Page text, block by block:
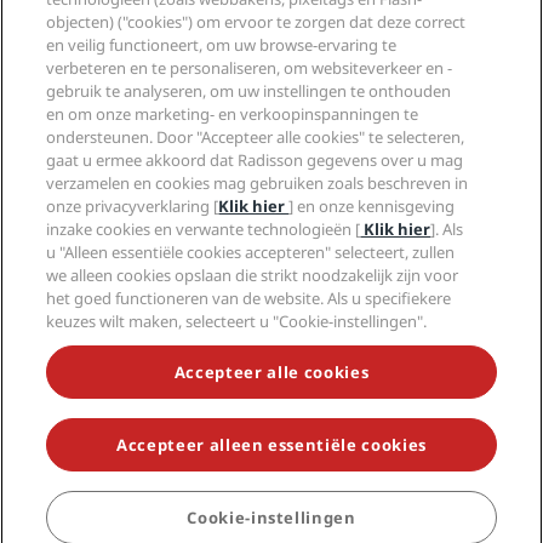
Sports Approved-hotels
Gezinsvriendelijk hotels
Gezondheid en veiligheid
Vacatures RHG
Vacatures PPHE
Vacatures EHL
The Club by RHG
Hotelontwikkeling
Duurzaam ondernemen
Inkoop
Privacycentrum
Juridische kennisgeving
Algemene voorwaarden voor Radisson Rewards
Gebruikersovereenkomst site
Digitale toegankelijkheid
Verklaring inzake moderne slavernij
Help
Waarschuwingen voor consumenten
Contactgegevens
Veelgestelde vragen
Sitemap
Social media
Radisson Hotels Brands
MIS NOOIT MEER ONZE POPULAIRSTE AANBIEDINGEN
© 2026 Radisson Hotel Group.Alle rechten voorbehouden. RHG
Radisson Hotel Group, Radisson, Radisson RED, Radisson Blu, Radisson
Collection, Radisson Individuals, Park Plaza, Park Inn, Country Inn &
Suites, Prize by Radisson, Radisson Rewards en Radisson Meetings zijn
handelsmerken van de Radisson Hotel Group.
objecten) ("cookies") om ervoor te zorgen dat deze correct
en veilig functioneert, om uw browse-ervaring te
verbeteren en te personaliseren, om websiteverkeer en -
gebruik te analyseren, om uw instellingen te onthouden
en om onze marketing- en verkoopinspanningen te
ondersteunen. Door "Accepteer alle cookies" te selecteren,
gaat u ermee akkoord dat Radisson gegevens over u mag
verzamelen en cookies mag gebruiken zoals beschreven in
onze privacyverklaring [Klik hier] en onze kennisgeving
inzake cookies en verwante technologieën [ Klik hier]. Als
u "Alleen essentiële cookies accepteren" selecteert, zullen
we alleen cookies opslaan die strikt noodzakelijk zijn voor
het goed functioneren van de website. Als u specifiekere
keuzes wilt maken, selecteert u "Cookie-instellingen".
Accepteer alle cookies
Accepteer alleen essentiële cookies
Cookie-instellingen